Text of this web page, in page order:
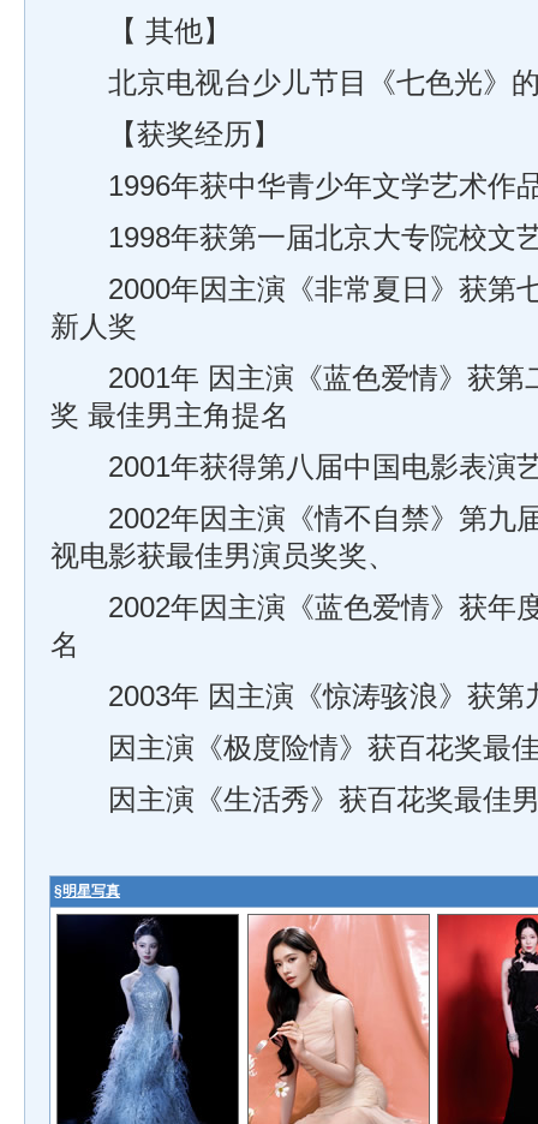
【 其他】
北京电视台少儿节目《七色光》
【获奖经历】
1996年获中华青少年文学艺术作
1998年获第一届北京大专院校文
2000年因主演《非常夏日》获第
新人奖
2001年 因主演《蓝色爱情》获第
奖 最佳男主角提名
2001年获得第八届中国电影表演
2002年因主演《情不自禁》第九
视电影获最佳男演员奖奖、
2002年因主演《蓝色爱情》获年
名
2003年 因主演《惊涛骇浪》获第
因主演《极度险情》获百花奖最
因主演《生活秀》获百花奖最佳
§明星写真